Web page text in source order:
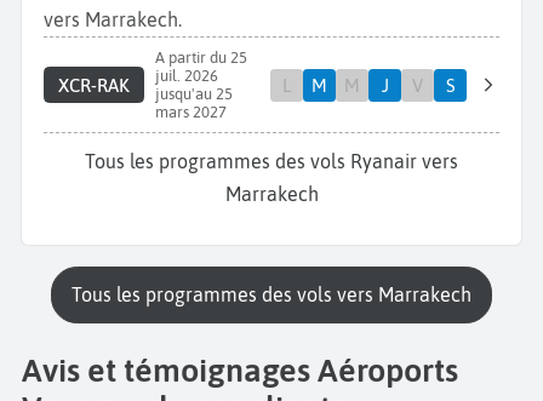
vers Marrakech.
XCR-RAK
A partir du 25
juil. 2026
jusqu'au 25
mars 2027
L M M J V S
Tous les programmes des vols Ryanair vers
Marrakech
Tous les programmes des vols vers Marrakech
Avis et témoignages Aéroports